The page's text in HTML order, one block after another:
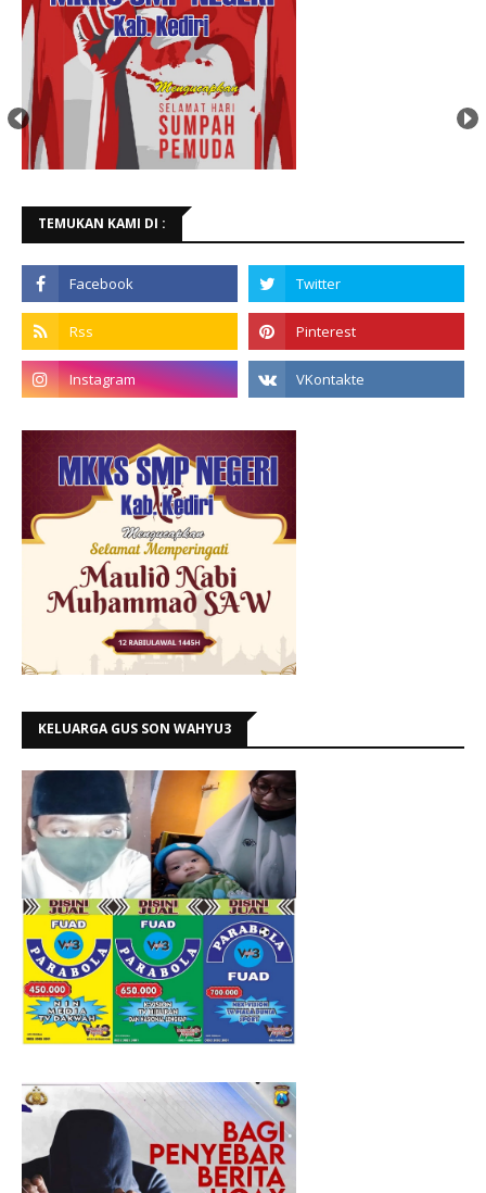
TEMUKAN KAMI DI :
KELUARGA GUS SON WAHYU3